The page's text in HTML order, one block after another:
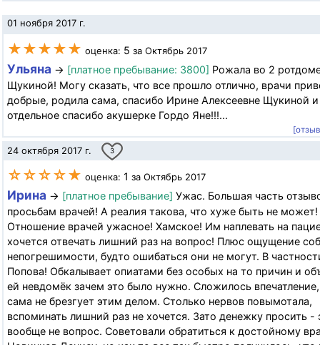
01 ноября 2017 г.
★★★★★ оценка: 5 за Октябрь 2017
Ульяна → [платное пребывание: 3800] Рожала во 2
Щукиной! Могу сказать, что все прошло отлично, врачи
добрые, родила сама, спасибо Ирине Алексеевне Щукиной и
отдельное спасибо акушерке Гордо Яне!!!...
24 октября 2017 г. 3
☆☆☆☆★ оценка: 1 за Октябрь 2017
Ирина → [платное пребывание] Ужас. Большая часть
просьбам врачей! А реалия такова, что хуже быть не может!
Отношение врачей ужасное! Хамское! Им наплевать на
хочется отвечать лишний раз на вопрос! Плюс ощущение
непогрешимости, будто ошибаться они не могут. В
Попова! Обкалывает опиатами без особых на то причин и
ей невдомёк зачем это было нужно. Сложилось
сама не брезгует этим делом. Столько нервов повымотала,
вспоминать лишний раз не хочется. Зато денежку просить -
вообще не вопрос. Советовали обратиться к достойному